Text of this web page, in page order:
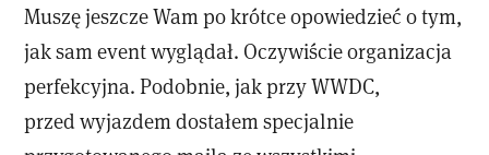
Muszę jeszcze Wam po krótce opowiedzieć o tym,
jak sam event wyglądał. Oczywiście organizacja
perfekcyjna. Podobnie, jak przy WWDC,
przed wyjazdem dostałem specjalnie